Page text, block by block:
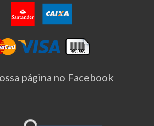
página no Facebook